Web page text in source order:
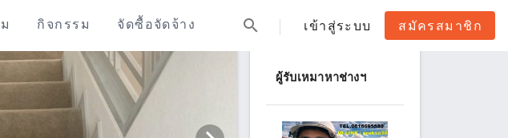
กิจกรรม จัดซื้อจัดจ้าง search เข้าสู่ระบบ สมัครสมาชิก
ผู้รับเหมาหาช่างฯ